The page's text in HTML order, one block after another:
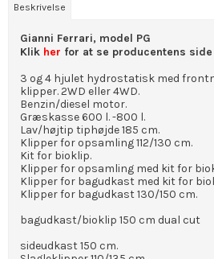
Beskrivelse
Gianni Ferrari, model PG
Klik her for at se producentens side
3 og 4 hjulet hydrostatisk med
klipper. 2WD eller 4WD.
Benzin/diesel motor.
Græskasse 600 l. -800 l.
Lav/højtip tiphøjde 185 cm.
Klipper for opsamling 112/130 cm.
Kit for bioklip.
Klipper for opsamling med kit for
Klipper for bagudkast med kit for
Klipper for
bagudkast/bioklip
Klipper for
sideudkast 150 cm.